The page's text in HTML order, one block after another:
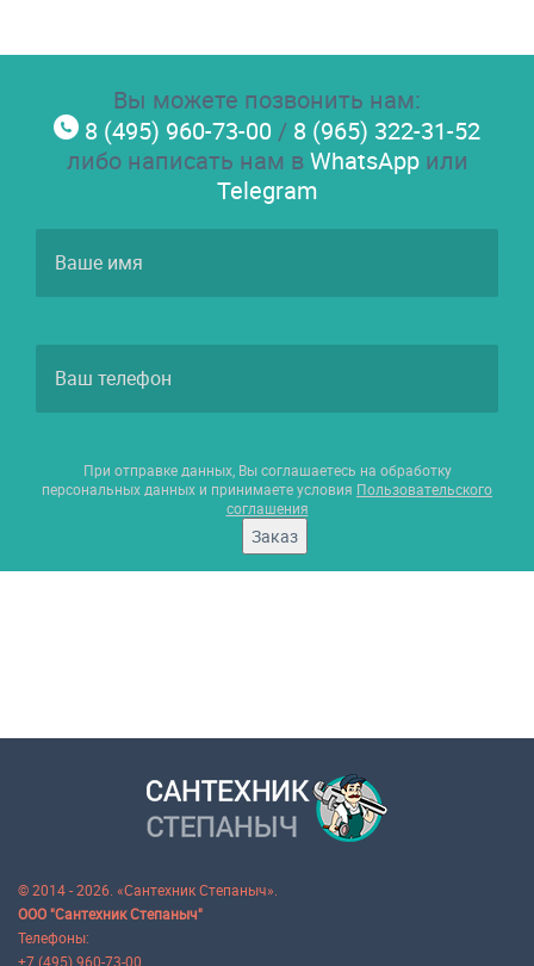
Вы можете позвонить нам:
8 (495) 960-73-00 / 8 (965) 322-31-52
либо написать нам вWhatsAppили
Telegram
При отправке данных, Вы соглашаетесь на обработку
персональных данных и принимаете условия Пользовательского
соглашения
Заказ
© 2014 - 2026. «Сантехник Степаныч».
ООО "Сантехник Степаныч"
Телефоны:
+7 (495) 960-73-00